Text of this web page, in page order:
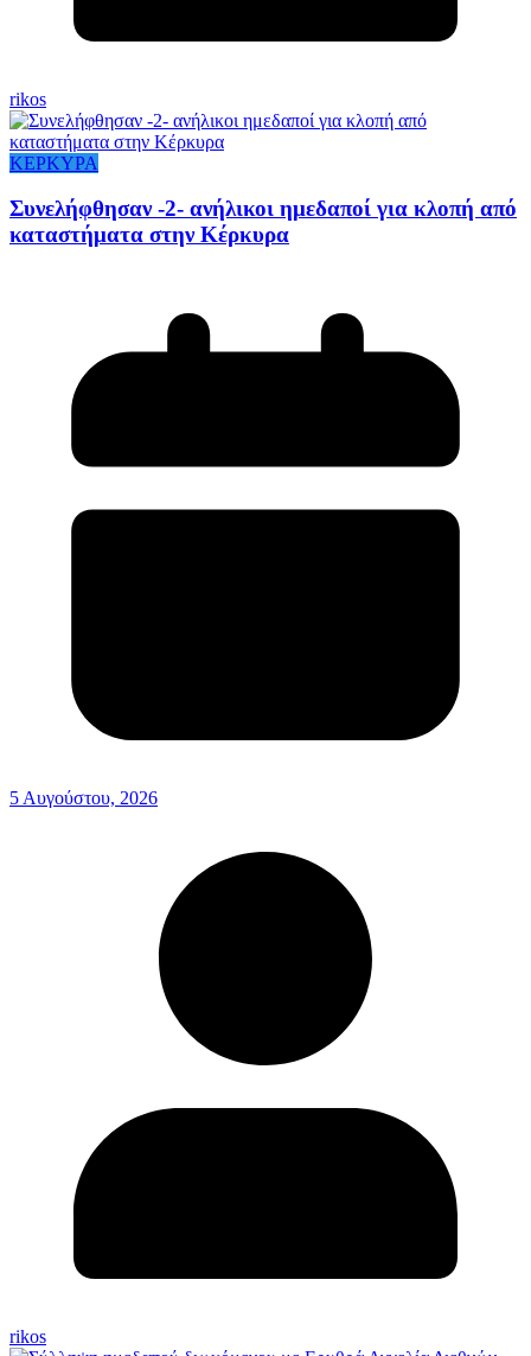
rikos
ΚΕΡΚΥΡΑ
Συνελήφθησαν -2- ανήλικοι ημεδαποί για κλοπή από
καταστήματα στην Κέρκυρα
5 Αυγούστου, 2026
rikos